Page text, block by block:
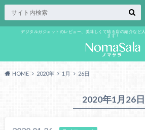
デジタルガジェットのレビュー、美味しくて唸る店の紹介など
ます！
HOME 2020年 1月 26日
2020年1月26日